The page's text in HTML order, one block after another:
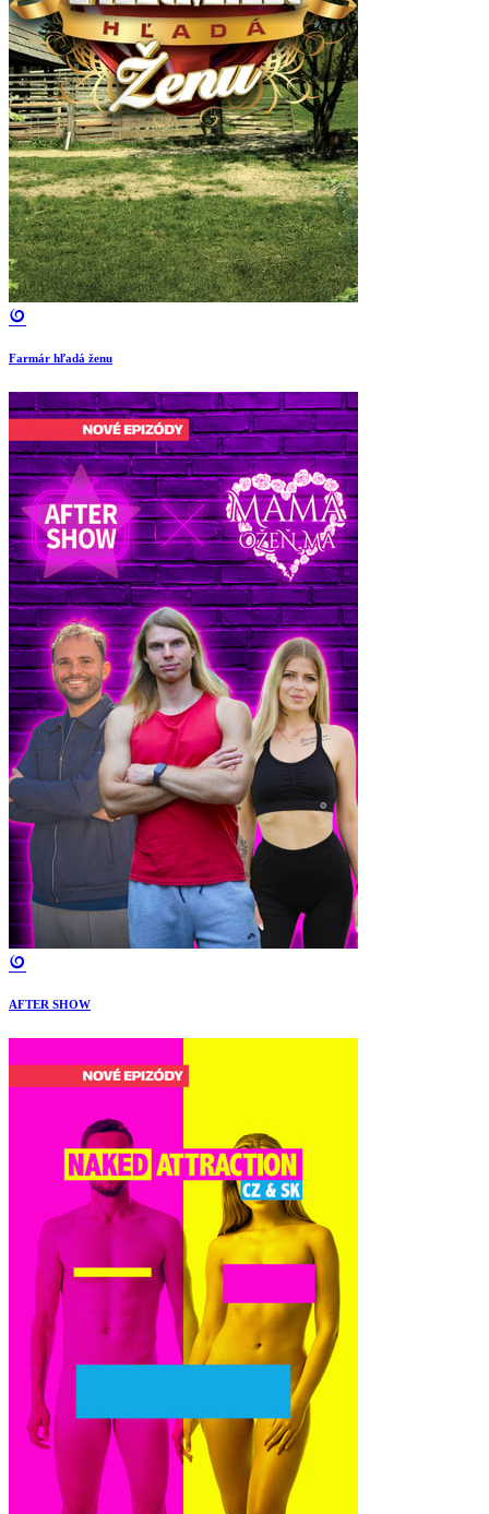
Farmár hľadá ženu
AFTER SHOW